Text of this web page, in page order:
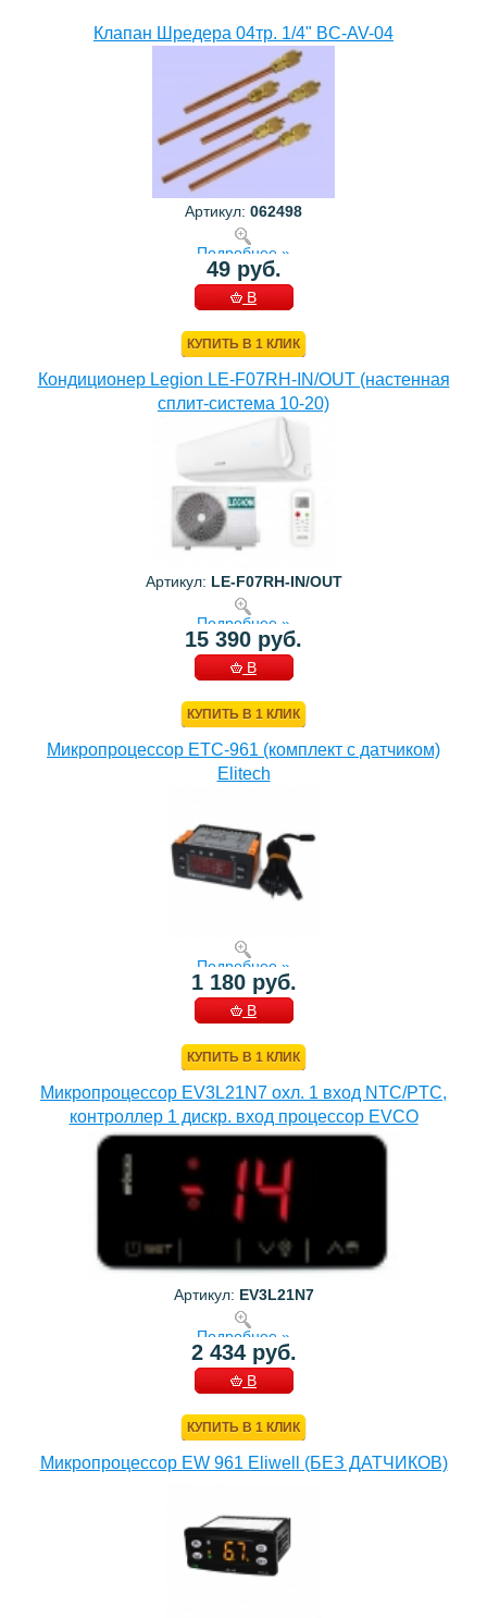
Клапан Шредера 04тр. 1/4" BC-AV-04
Артикул: 062498
Подробнее »
49 руб.
В
КУПИТЬ В 1 КЛИК
Кондиционер Legion LE-F07RH-IN/OUT (настенная
сплит-система 10-20)
Артикул: LE-F07RH-IN/OUT
Подробнее »
15 390 руб.
В
КУПИТЬ В 1 КЛИК
Микропроцессор ETC-961 (комплект c датчиком)
Elitech
Подробнее »
1 180 руб.
В
КУПИТЬ В 1 КЛИК
Микропроцессор EV3L21N7 охл. 1 вход NTC/PTC,
контроллер 1 дискр. вход процессор EVCO
Артикул: EV3L21N7
Подробнее »
2 434 руб.
В
КУПИТЬ В 1 КЛИК
Микропроцессор EW 961 Eliwell (БЕЗ ДАТЧИКОВ)